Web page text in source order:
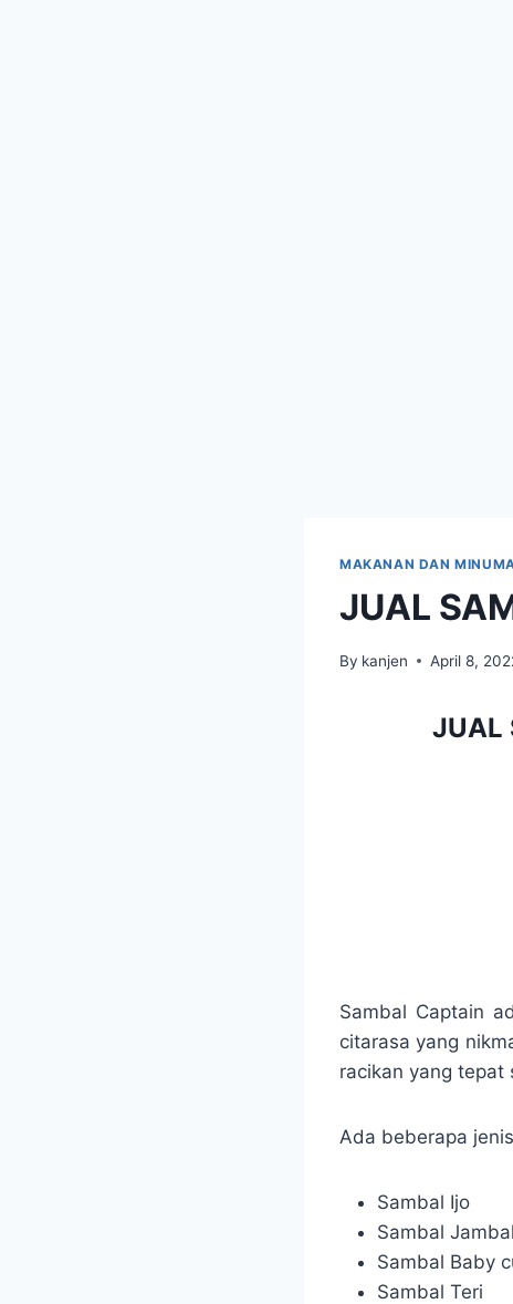
MAKANAN DAN
JUAL
By kanjen April 8,
JUAL
Sambal Captain
citarasa yang
racikan yang tepat
Ada beberapa
Sambal Ijo
Sambal
Sambal Baby
Sambal Teri